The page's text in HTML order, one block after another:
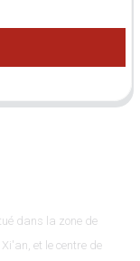
dans la zone de
et le centre de